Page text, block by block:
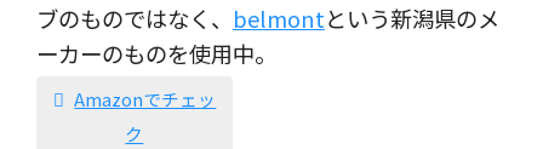
ブのものではなく、 belmontという新潟県のメ
ーカーのものを使用中。
Amazonでチェッ
ク